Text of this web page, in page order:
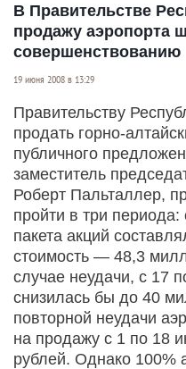
В Правительстве
продажу аэропорта
совершенствованию
19 июня 2008 в 13:29
Правительству
продать горно-
публичного
заместитель
Роберт Пальталлер,
пройти в три
пакета акций
стоимость — 48,3
случае неудачи, с 17
снизилась бы до 40
повторной неудачи
на продажу с 1 по 18
рублей. Однако 100%